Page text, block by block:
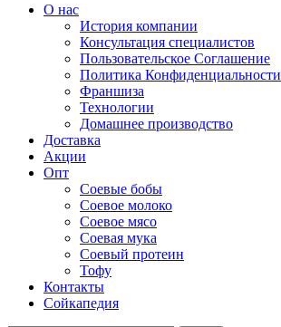
О нас
История компании
Консультация специалистов
Пользовательское Соглашение
Политика Конфиденциальности
Франшиза
Технологии
Домашнее производство
Доставка
Акции
Опт
Соевые бобы
Соевое молоко
Соевое мясо
Соевая мука
Соевый протеин
Тофу
Контакты
Сойкапедия